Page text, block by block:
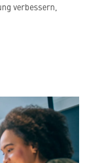
verbessern,